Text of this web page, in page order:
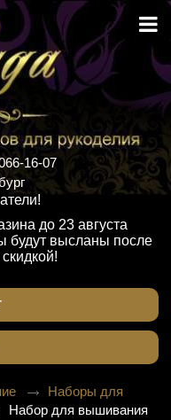
16-07
до 23 августа
будут высланы после
Наборы для
Набор для вышивания